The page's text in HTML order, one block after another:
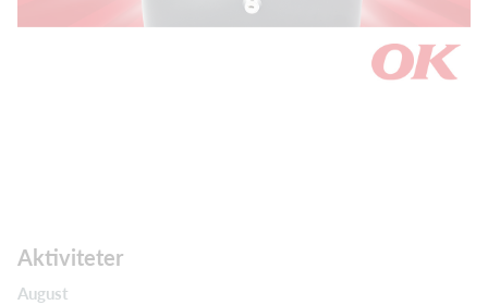
Aktiviteter
August